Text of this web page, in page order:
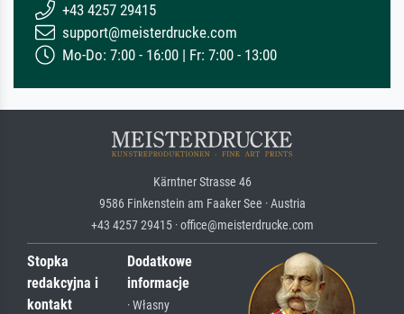
+43 4257 29415
support@meisterdrucke.com
Mo-Do: 7:00 - 16:00 | Fr: 7:00 - 13:00
Kärntner Strasse 46
9586 Finkenstein am Faaker See · Austria
+43 4257 29415 · office@meisterdrucke.com
Stopka
redakcyjna i
kontakt
Dodatkowe
informacje
· Własny